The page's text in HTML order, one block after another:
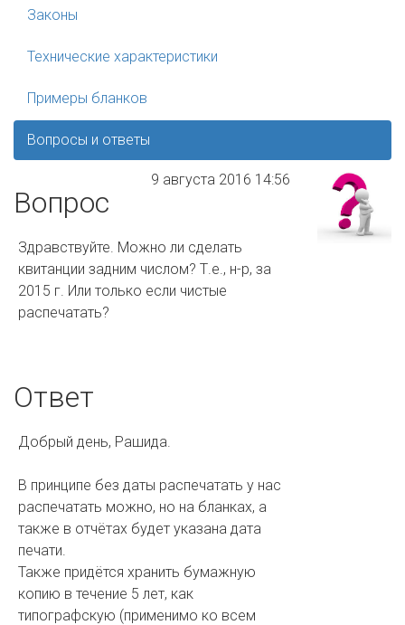
Законы
Технические характеристики
Примеры бланков
Вопросы и ответы
9 августа 2016 14:56
Вопрос
Здравствуйте. Можно ли сделать
квитанции задним числом? Т.е., н-р, за
2015 г. Или только если чистые
распечатать?
Ответ
Добрый день, Рашида.
В принципе без даты распечатать у нас
распечатать можно, но на бланках, а
также в отчётах будет указана дата
печати.
Также придётся хранить бумажную
копию в течение 5 лет, как
типографскую (применимо ко всем